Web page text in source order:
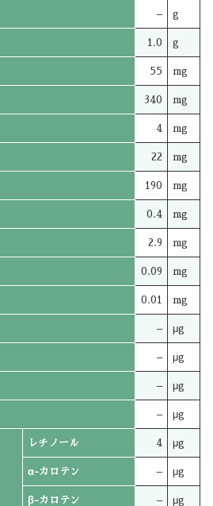
– g
1.0 g
55 mg
340 mg
4 mg
22 mg
190 mg
0.4 mg
2.9 mg
0.09 mg
0.01 mg
– μg
– μg
– μg
– μg
レチノール 4 μg
α-カロテン – μg
β-カロテン – μg